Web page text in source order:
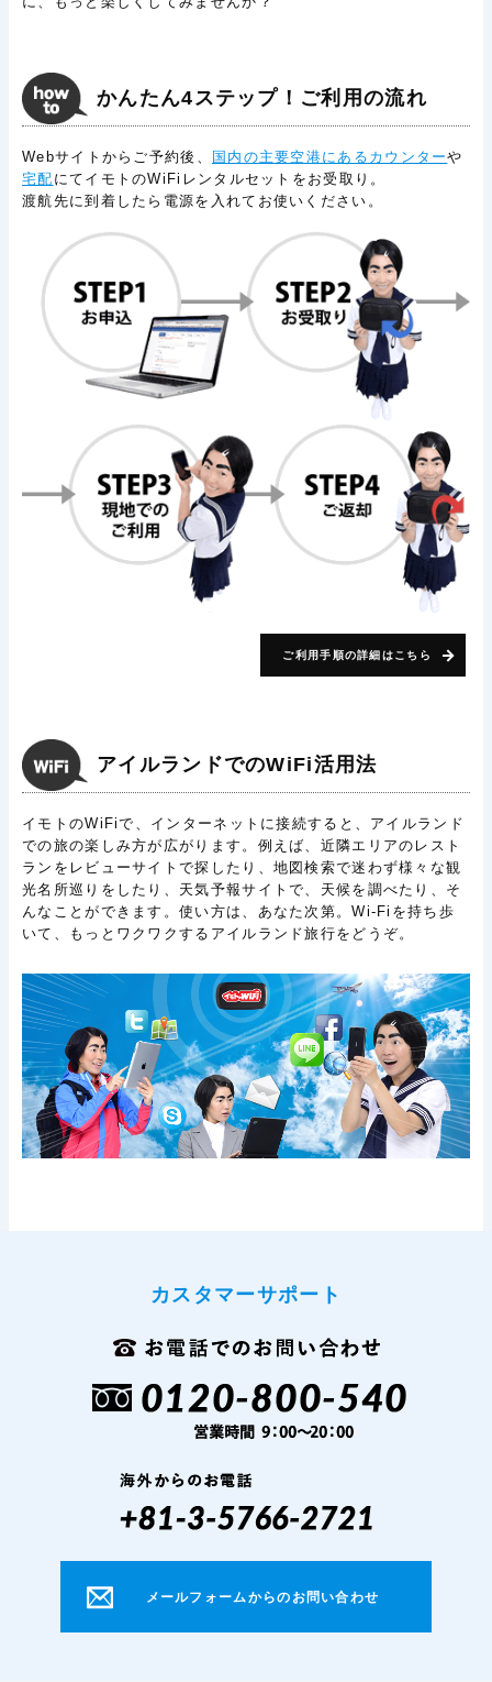
かんたん4ステップ！ご利用の流れ
Webサイトからご予約後、 国内の主要空港にあるカウンターや
宅配 にてイモトのWiFiレンタルセットをお受取り。
渡航先に到着したら電源を入れてお使いください。
ご利用手順の詳細はこちら
アイルランドでのWiFi活用法
イモトのWiFiで、インターネットに接続すると、アイルランド
での旅の楽しみ方が広がります。例えば、近隣エリアのレスト
ランをレビューサイトで探したり、地図検索で迷わず様々な観
光名所巡りをしたり、天気予報サイトで、天候を調べたり、そ
んなことができます。使い方は、あなた次第。Wi-Fiを持ち歩
いて、もっとワクワクするアイルランド旅行をどうぞ。
カスタマーサポート
メールフォームからのお問い合わせ